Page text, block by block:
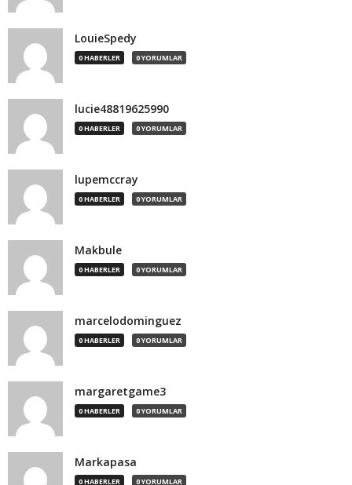
LouieSpedy
0 HABERLER 0 YORUMLAR
lucie48819625990
0 HABERLER 0 YORUMLAR
lupemccray
0 HABERLER 0 YORUMLAR
Makbule
0 HABERLER 0 YORUMLAR
marcelodominguez
0 HABERLER 0 YORUMLAR
margaretgame3
0 HABERLER 0 YORUMLAR
Markapasa
0 HABERLER 0 YORUMLAR